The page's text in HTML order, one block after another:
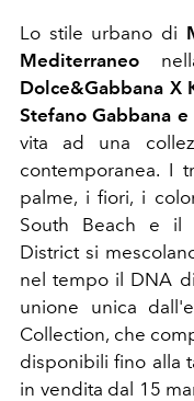
Lo stile urbano di
Mediterraneo
Dolce&Gabbana X
Stefano Gabbana e
vita ad una
contemporanea. I
palme, i fiori, i
South Beach e il
District si
nel tempo il DNA
unione unica
Collection, che
disponibili fino alla
in vendita dal 15